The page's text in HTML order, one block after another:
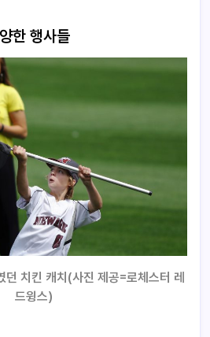
한 행사들
던 치킨 캐치(사진 제공=로체스터 레
드윙스)